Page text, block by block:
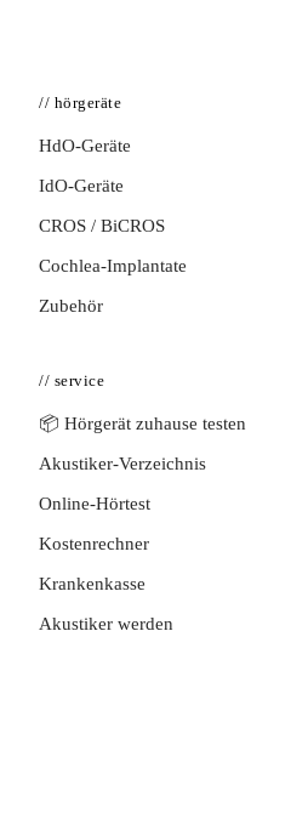
// hörgeräte
HdO-Geräte
IdO-Geräte
CROS / BiCROS
Cochlea-Implantate
Zubehör
// service
📦 Hörgerät zuhause testen
Akustiker-Verzeichnis
Online-Hörtest
Kostenrechner
Krankenkasse
Akustiker werden